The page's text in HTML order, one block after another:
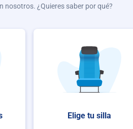
nosotros. ¿Quieres saber por qué?
Elige tu silla